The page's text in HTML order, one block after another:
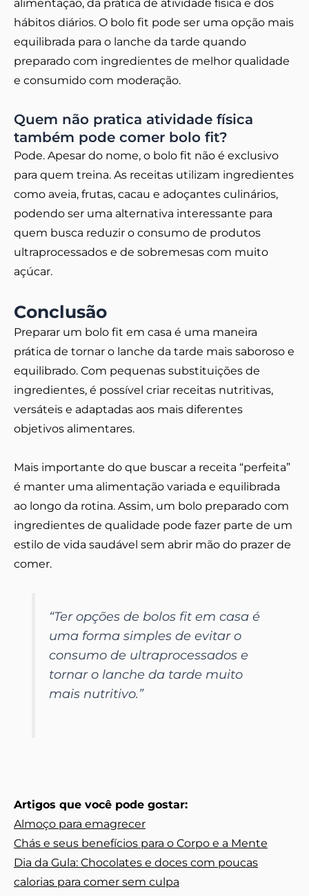
alimentação, da prática de atividade física e dos
hábitos diários. O bolo fit pode ser uma opção mais
equilibrada para o lanche da tarde quando
preparado com ingredientes de melhor qualidade
e consumido com moderação.
Quem não pratica atividade física
também pode comer bolo fit?
Pode. Apesar do nome, o bolo fit não é exclusivo
para quem treina. As receitas utilizam ingredientes
como aveia, frutas, cacau e adoçantes culinários,
podendo ser uma alternativa interessante para
quem busca reduzir o consumo de produtos
ultraprocessados e de sobremesas com muito
açúcar.
Conclusão
Preparar um bolo fit em casa é uma maneira
prática de tornar o lanche da tarde mais saboroso e
equilibrado. Com pequenas substituições de
ingredientes, é possível criar receitas nutritivas,
versáteis e adaptadas aos mais diferentes
objetivos alimentares.
Mais importante do que buscar a receita “perfeita”
é manter uma alimentação variada e equilibrada
ao longo da rotina. Assim, um bolo preparado com
ingredientes de qualidade pode fazer parte de um
estilo de vida saudável sem abrir mão do prazer de
comer.
“Ter opções de bolos fit em casa é
uma forma simples de evitar o
consumo de ultraprocessados e
tornar o lanche da tarde muito
mais nutritivo.”
Artigos que você pode gostar:
Almoço para emagrecer
Chás e seus benefícios para o Corpo e a Mente
Dia da Gula: Chocolates e doces com poucas
calorias para comer sem culpa